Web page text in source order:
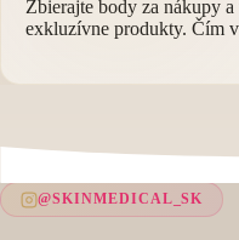
Zbierajte body za nákupy
exkluzívne produkty. Čím
@SKINMEDICAL_SK